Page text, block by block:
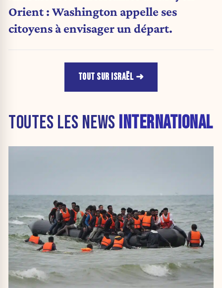
Orient : Washington appelle ses
citoyens à envisager un départ.
TOUT SUR ISRAËL
TOUTES LES NEWS INTERNATIONAL